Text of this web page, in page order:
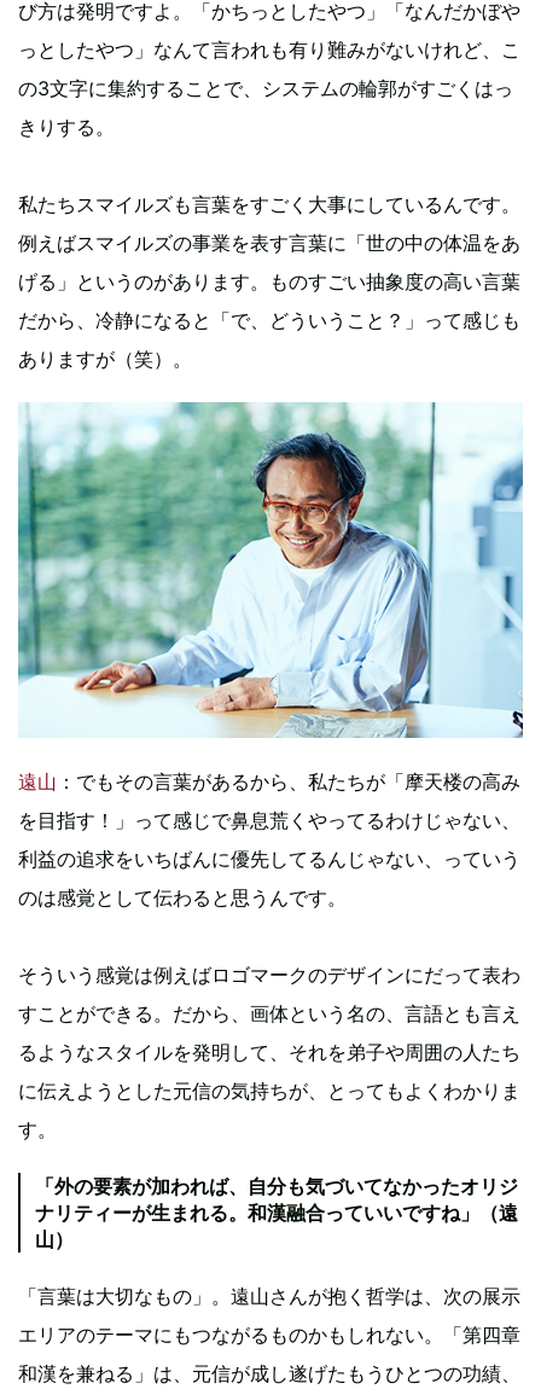
び方は発明ですよ。「かちっとしたやつ」「なんだかぼや
っとしたやつ」なんて言われも有り難みがないけれど、こ
の3文字に集約することで、システムの輪郭がすごくはっ
きりする。
私たちスマイルズも言葉をすごく大事にしているんです。
例えばスマイルズの事業を表す言葉に「世の中の体温をあ
げる」というのがあります。ものすごい抽象度の高い言葉
だから、冷静になると「で、どういうこと？」って感じも
ありますが（笑）。
遠山 ：でもその言葉があるから、私たちが「摩天楼の高み
を目指す！」って感じで鼻息荒くやってるわけじゃない、
利益の追求をいちばんに優先してるんじゃない、っていう
のは感覚として伝わると思うんです。
そういう感覚は例えばロゴマークのデザインにだって表わ
すことができる。だから、画体という名の、言語とも言え
るようなスタイルを発明して、それを弟子や周囲の人たち
に伝えようとした元信の気持ちが、とってもよくわかりま
す。
「外の要素が加われば、自分も気づいてなかったオリジ
ナリティーが生まれる。和漢融合っていいですね」（遠
山）
「言葉は大切なもの」。遠山さんが抱く哲学は、次の展示
エリアのテーマにもつながるものかもしれない。「第四章
和漢を兼ねる」は、元信が成し遂げたもうひとつの功績、